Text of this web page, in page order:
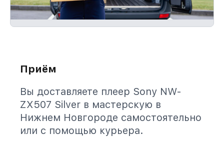
Приём
Вы доставляете плеер Sony NW-
ZX507 Silver в мастерскую в
Нижнем Новгороде самостоятельно
или с помощью курьера.